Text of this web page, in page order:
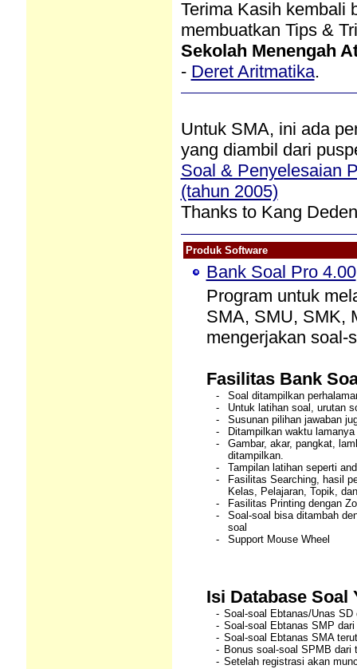
Terima Kasih kembali
membuatkan Tips &
Sekolah Menengah
- Deret Aritmatika.
Untuk SMA, ini ada
yang diambil dari
Soal & Penyelesaian
(tahun 2005)
Thanks to Kang
Produk Software
Bank Soal Pro 4.00
Program untuk
SMA, SMU, SMK,
mengerjakan soal-
Fasilitas Bank
-
Soal ditampilkan
-
Untuk latihan soal, urutan
-
Susunan pilihan jawaban
-
Ditampilkan waktu
-
Gambar, akar, pangkat,
ditampilkan.
-
Tampilan latihan seperti
-
Fasilitas Searching, hasil
Kelas, Pelajaran, Topik,
-
Fasilitas Printing dengan
-
Soal-soal bisa ditambah
soal
-
Support Mouse Wheel
Isi Database Soal
- Soal-soal Ebtanas/Unas SD
- Soal-soal Ebtanas SMP dari
- Soal-soal Ebtanas SMA
- Bonus soal-soal SPMB dari
- Setelah registrasi akan